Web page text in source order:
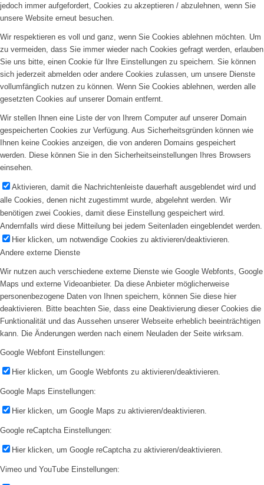
jedoch immer aufgefordert, Cookies zu akzeptieren / abzulehnen, wenn Sie
unsere Website erneut besuchen.
Wir respektieren es voll und ganz, wenn Sie Cookies ablehnen möchten. Um
zu vermeiden, dass Sie immer wieder nach Cookies gefragt werden, erlauben
Sie uns bitte, einen Cookie für Ihre Einstellungen zu speichern. Sie können
sich jederzeit abmelden oder andere Cookies zulassen, um unsere Dienste
vollumfänglich nutzen zu können. Wenn Sie Cookies ablehnen, werden alle
gesetzten Cookies auf unserer Domain entfernt.
Wir stellen Ihnen eine Liste der von Ihrem Computer auf unserer Domain
gespeicherten Cookies zur Verfügung. Aus Sicherheitsgründen können wie
Ihnen keine Cookies anzeigen, die von anderen Domains gespeichert
werden. Diese können Sie in den Sicherheitseinstellungen Ihres Browsers
einsehen.
Aktivieren, damit die Nachrichtenleiste dauerhaft ausgeblendet wird und
alle Cookies, denen nicht zugestimmt wurde, abgelehnt werden. Wir
benötigen zwei Cookies, damit diese Einstellung gespeichert wird.
Andernfalls wird diese Mitteilung bei jedem Seitenladen eingeblendet werden.
Hier klicken, um notwendige Cookies zu aktivieren/deaktivieren.
Andere externe Dienste
Wir nutzen auch verschiedene externe Dienste wie Google Webfonts, Google
Maps und externe Videoanbieter. Da diese Anbieter möglicherweise
personenbezogene Daten von Ihnen speichern, können Sie diese hier
deaktivieren. Bitte beachten Sie, dass eine Deaktivierung dieser Cookies die
Funktionalität und das Aussehen unserer Webseite erheblich beeinträchtigen
kann. Die Änderungen werden nach einem Neuladen der Seite wirksam.
Google Webfont Einstellungen:
Hier klicken, um Google Webfonts zu aktivieren/deaktivieren.
Google Maps Einstellungen:
Hier klicken, um Google Maps zu aktivieren/deaktivieren.
Google reCaptcha Einstellungen:
Hier klicken, um Google reCaptcha zu aktivieren/deaktivieren.
Vimeo und YouTube Einstellungen: